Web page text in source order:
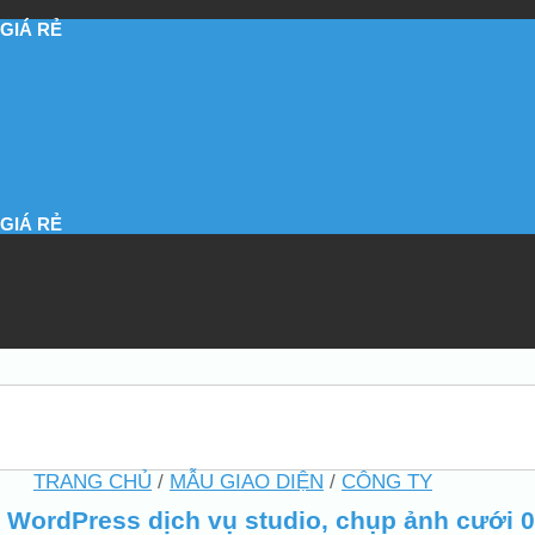
RẺ
RẺ
TRANG CHỦ / MẪU GIAO DIỆN / CÔNG TY
WordPress dịch vụ studio, chụp ảnh cưới